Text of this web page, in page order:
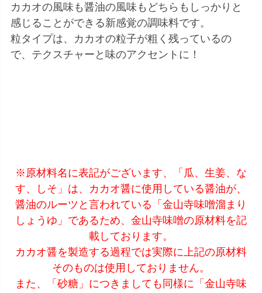
カカオの風味も醤油の風味もどちらもしっかりと
感じることができる新感覚の調味料です。
粒タイプは、カカオの粒子が粗く残っているの
で、テクスチャーと味のアクセントに！
※原材料名に表記がございます、「瓜、生姜、な
す、しそ」は、カカオ醤に使用している醤油が、
醤油のルーツと言われている「金山寺味噌溜まり
しょうゆ」であるため、金山寺味噌の原材料を記
載しております。
カカオ醤を製造する過程では実際に上記の原材料
そのものは使用しておりません。
また、「砂糖」につきましても同様に「金山寺味